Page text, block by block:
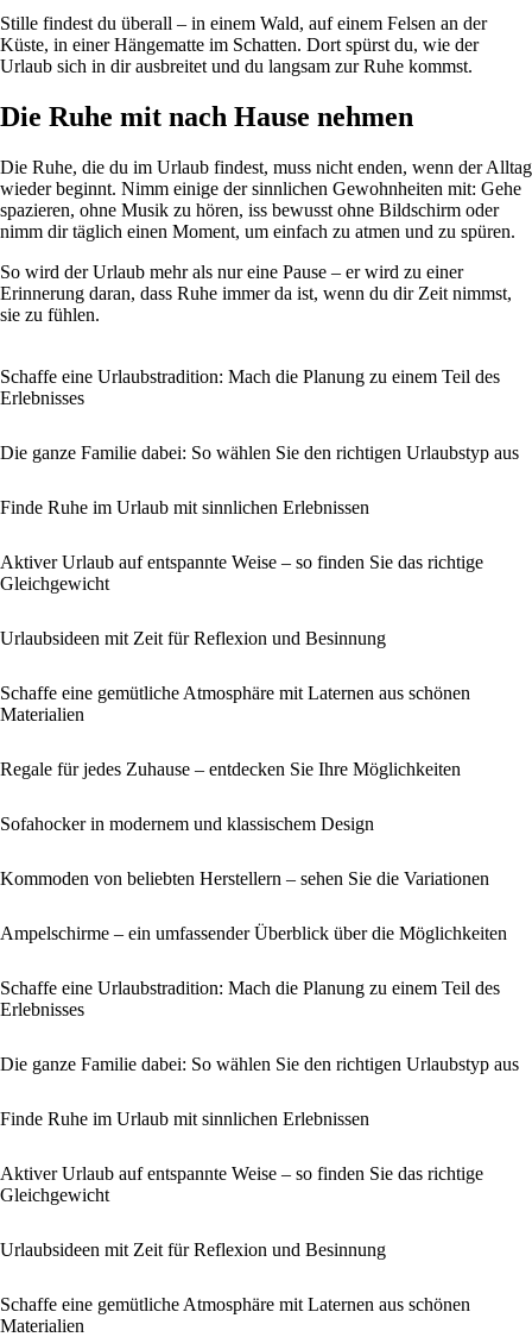
Stille findest du überall – in einem Wald, auf einem Felsen an der
Küste, in einer Hängematte im Schatten. Dort spürst du, wie der
Urlaub sich in dir ausbreitet und du langsam zur Ruhe kommst.
Die Ruhe mit nach Hause nehmen
Die Ruhe, die du im Urlaub findest, muss nicht enden, wenn der Alltag
wieder beginnt. Nimm einige der sinnlichen Gewohnheiten mit: Gehe
spazieren, ohne Musik zu hören, iss bewusst ohne Bildschirm oder
nimm dir täglich einen Moment, um einfach zu atmen und zu spüren.
So wird der Urlaub mehr als nur eine Pause – er wird zu einer
Erinnerung daran, dass Ruhe immer da ist, wenn du dir Zeit nimmst,
sie zu fühlen.
Schaffe eine Urlaubstradition: Mach die Planung zu einem Teil des
Erlebnisses
Die ganze Familie dabei: So wählen Sie den richtigen Urlaubstyp aus
Finde Ruhe im Urlaub mit sinnlichen Erlebnissen
Aktiver Urlaub auf entspannte Weise – so finden Sie das richtige
Gleichgewicht
Urlaubsideen mit Zeit für Reflexion und Besinnung
Schaffe eine gemütliche Atmosphäre mit Laternen aus schönen
Materialien
Regale für jedes Zuhause – entdecken Sie Ihre Möglichkeiten
Sofahocker in modernem und klassischem Design
Kommoden von beliebten Herstellern – sehen Sie die Variationen
Ampelschirme – ein umfassender Überblick über die Möglichkeiten
Schaffe eine Urlaubstradition: Mach die Planung zu einem Teil des
Erlebnisses
Die ganze Familie dabei: So wählen Sie den richtigen Urlaubstyp aus
Finde Ruhe im Urlaub mit sinnlichen Erlebnissen
Aktiver Urlaub auf entspannte Weise – so finden Sie das richtige
Gleichgewicht
Urlaubsideen mit Zeit für Reflexion und Besinnung
Schaffe eine gemütliche Atmosphäre mit Laternen aus schönen
Materialien